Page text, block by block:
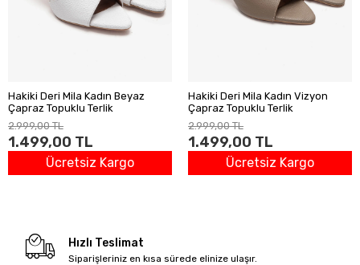
Hakiki Deri Mila Kadın Beyaz
Çapraz Topuklu Terlik
2.999,00 TL
1.499,00 TL
Ücretsiz Kargo
Hakiki Deri Mila Kadın Vizyon
Çapraz Topuklu Terlik
2.999,00 TL
1.499,00 TL
Ücretsiz Kargo
Hızlı Teslimat
Siparişleriniz en kısa sürede elinize ulaşır.